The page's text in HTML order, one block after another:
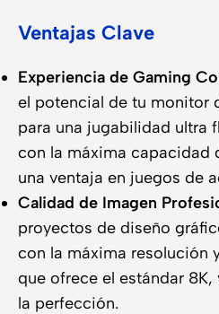
Ventajas Clave
Experiencia de Gaming
el potencial de tu monitor
para una jugabilidad ultra
con la máxima capacidad
una ventaja en juegos de
Calidad de Imagen
proyectos de diseño
con la máxima resolución
que ofrece el estándar
la perfección.